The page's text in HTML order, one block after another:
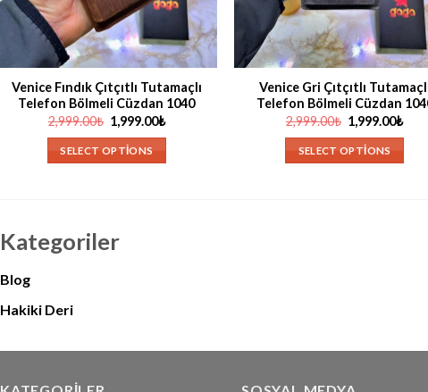
HIZLI GÖRÜNÜM
Venice Fındık Çıtçıtlı Tutamaçlı
Telefon Bölmeli Cüzdan 1040
2,999.00₺ Orijinal
fiyat:
2,999.00₺.
1,999.00₺Şu
SELECT OPTIONS
HIZLI GÖRÜNÜM
Venice Gri Çıtçıtlı
Telefon Bölmeli Cüzdan
2,999.00₺ Orijinal
fiyat:
2,999.00₺.
1,999.00₺Şu
SELECT OPTIONS
Kategoriler
Blog
Hakiki Deri